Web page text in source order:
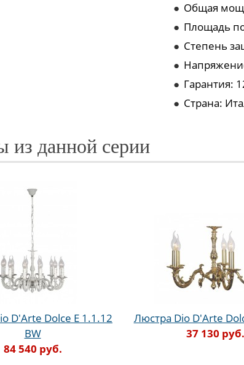
● Общая
● Площадь
● Степень
●
● Гарантия:
● Страна:
из данной серии
D'Arte Dolce E 1.1.12
BW
84 540 руб.
Люстра Dio D'Arte
37 130 руб.